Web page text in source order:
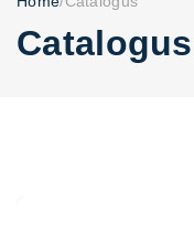
Catalogus